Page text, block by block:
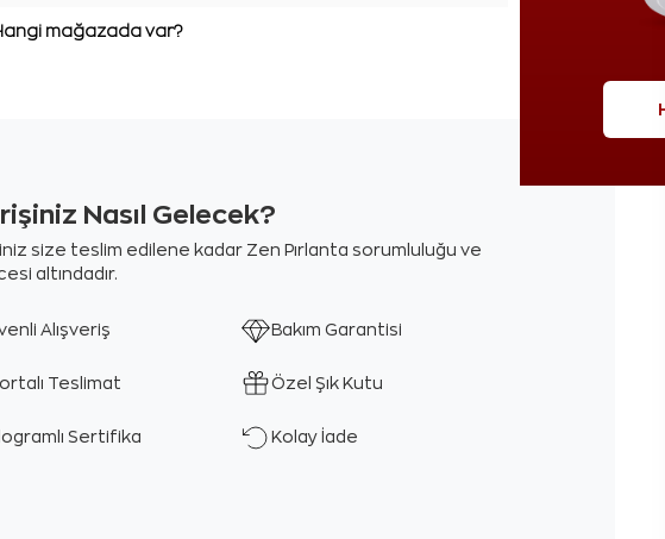
mağazada var?
Nasıl Gelecek?
size teslim edilene kadar Zen Pırlanta sorumluluğu ve
altındadır.
Alışveriş Bakım Garantisi
Teslimat Özel Şık Kutu
Sertifika Kolay İade